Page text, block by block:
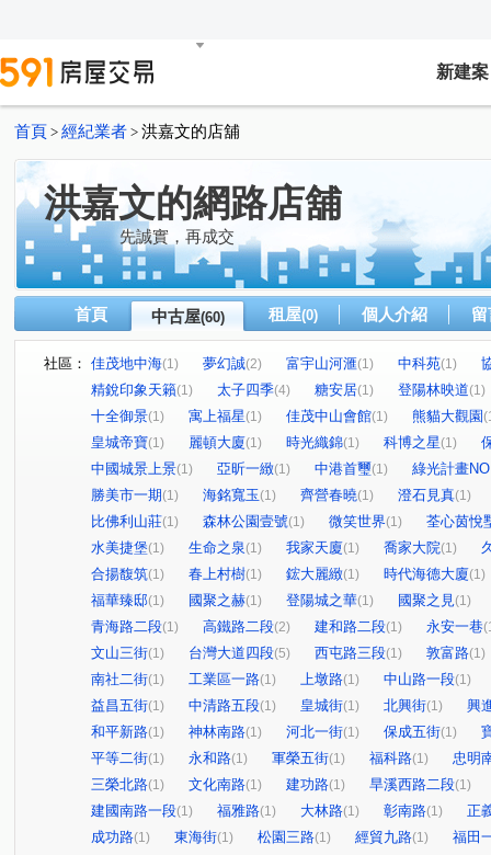
新建案
首頁 > 經紀業者 > 洪嘉文的店舖
洪嘉文的網路店舖
先誠實，再成交
首頁 中古屋(60) 租屋(0) 個人介紹
社區： 佳茂地中海(1) 夢幻誠(2) 富宇山河滙(1) 中科苑(1)
精銳印象天籟(1) 太子四季(4) 糖安居(1) 登陽林映道(1)
十全御景(1) 寓上福星(1) 佳茂中山會館(1) 熊貓大觀園
皇城帝寶(1) 麗頓大廈(1) 時光織錦(1) 科博之星(1)
中國城景上景(1) 亞昕一緻(1) 中港首璽(1)
綠光計畫
勝美市一期(1) 海銘寬玉(1) 齊營春曉(1) 澄石見真(1)
比佛利山莊(1) 森林公園壹號(1) 微笑世界(1)
荃心茵悅
水美捷堡(1) 生命之泉(1) 我家天廈(1) 喬家大院(1)
合揚馥筑(1) 春上村樹(1) 鋐大麗緻(1) 時代海德大廈(1)
福華臻邸(1) 國聚之赫(1) 登陽城之華(1) 國聚之見(1)
青海路二段(1) 高鐵路二段(2) 建和路二段(1) 永安一巷
文山三街(1) 台灣大道四段(5) 西屯路三段(1) 敦富路(1)
南社二街(1) 工業區一路(1) 上墩路(1) 中山路一段(1)
益昌五街(1) 中清路五段(1) 皇城街(1) 北興街(1)
興
和平新路(1) 神林南路(1) 河北一街(1) 保成五街(1)
平等二街(1) 永和路(1) 軍榮五街(1) 福科路(1)
忠明
三榮北路(1) 文化南路(1) 建功路(1) 旱溪西路二段(1)
建國南路一段(1) 福雅路(1) 大林路(1) 彰南路(1)
正
成功路(1) 東海街(1) 松園三路(1) 經貿九路(1)
福田